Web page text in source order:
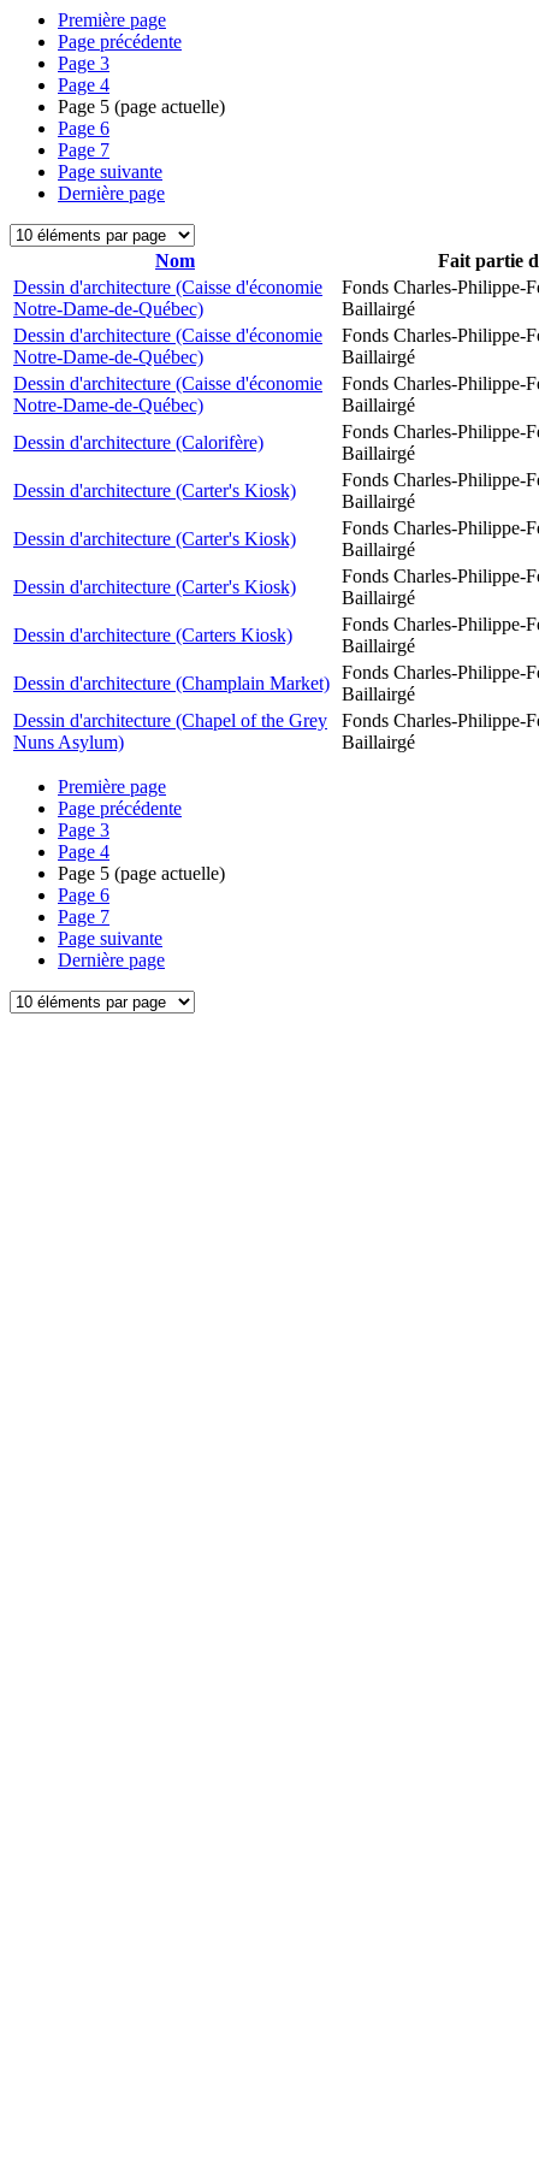
Première page
Page précédente
Page 3
Page 4
Page 5 (page actuelle)
Page 6
Page 7
Page suivante
Dernière page
Nom
Fait partie
Dessin d'architecture (Caisse d'économie
Notre-Dame-de-Québec)
Fonds Charles-Philippe-
Baillairgé
Dessin d'architecture (Caisse d'économie
Notre-Dame-de-Québec)
Fonds Charles-Philippe-
Baillairgé
Dessin d'architecture (Caisse d'économie
Notre-Dame-de-Québec)
Fonds Charles-Philippe-
Baillairgé
Dessin d'architecture (Calorifère)
Fonds Charles-Philippe-
Baillairgé
Dessin d'architecture (Carter's Kiosk)
Fonds Charles-Philippe-
Baillairgé
Dessin d'architecture (Carter's Kiosk)
Fonds Charles-Philippe-
Baillairgé
Dessin d'architecture (Carter's Kiosk)
Fonds Charles-Philippe-
Baillairgé
Dessin d'architecture (Carters Kiosk)
Fonds Charles-Philippe-
Baillairgé
Dessin d'architecture (Champlain Market)
Fonds Charles-Philippe-
Baillairgé
Dessin d'architecture (Chapel of the Grey
Nuns Asylum)
Fonds Charles-Philippe-
Baillairgé
Première page
Page précédente
Page 3
Page 4
Page 5 (page actuelle)
Page 6
Page 7
Page suivante
Dernière page